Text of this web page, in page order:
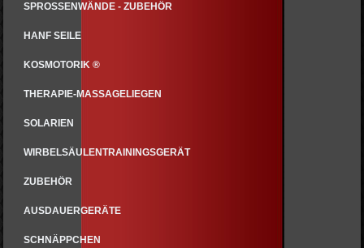
SPROSSENWÄNDE - ZUBEHÖR
HANF SEILE
KOSMOTORIK ®
THERAPIE-MASSAGELIEGEN
SOLARIEN
WIRBELSÄULENTRAININGSGERÄT
ZUBEHÖR
AUSDAUERGERÄTE
SCHNÄPPCHEN